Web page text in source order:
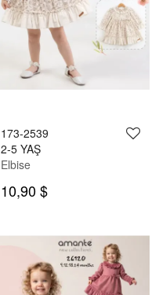
173-2539
2-5 YAŞ
Elbise
10,90 $